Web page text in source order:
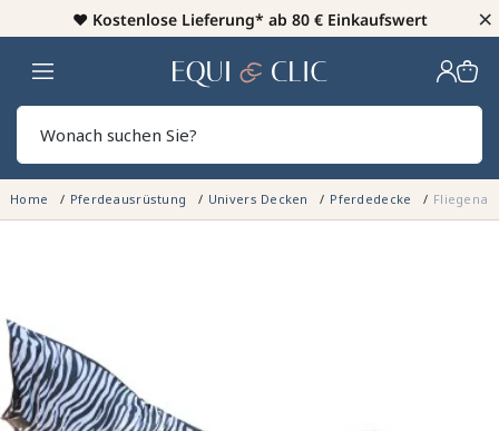
♥️ Kostenlose Lieferung* ab 80 € Einkaufswert ×
Heim
Home Pferdeausrüstung Univers Decken Pferdedecke